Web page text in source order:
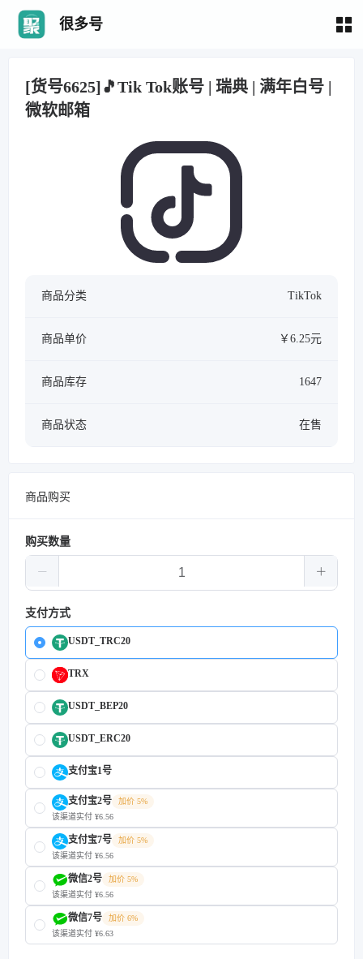
很多号
[货号6625]🎵Tik Tok账号 | 瑞典 | 满年白号 |
微软邮箱
商品分类 TikTok
商品单价 ￥6.25元
商品库存 1647
商品状态 在售
商品购买
购买数量
支付方式
USDT_TRC20
TRX
USDT_BEP20
USDT_ERC20
支付宝1号
支付宝2号
加价 5%
该渠道实付 ¥6.56
支付宝7号
加价 5%
该渠道实付 ¥6.56
微信2号
加价 5%
该渠道实付 ¥6.56
微信7号
加价 6%
该渠道实付 ¥6.63